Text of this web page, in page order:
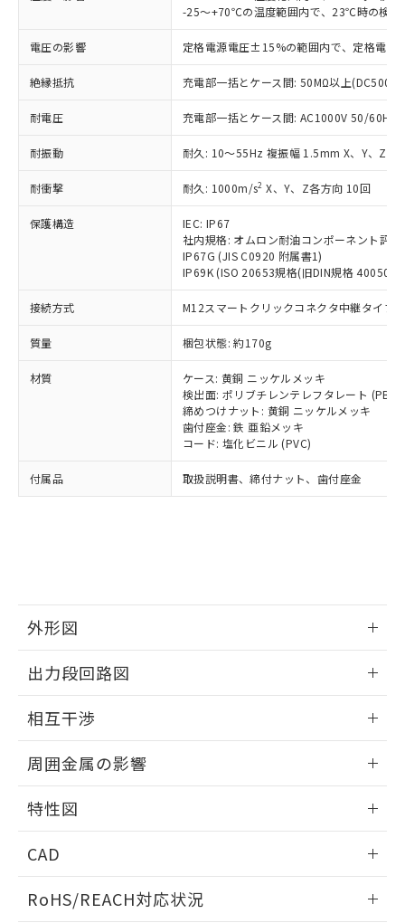
-25～+70℃の温度範囲内で、23℃時の検
電圧の影響 定格電源電圧±15%の範囲内で、定格電
絶縁抵抗 充電部一括とケース間: 50MΩ以上(DC500V
耐電圧 充電部一括とケース間: AC1000V 50/60Hz
耐振動 耐久: 10～55Hz 複振幅 1.5mm X、Y、Z各
耐衝撃 耐久: 1000m/s2 X、Y、Z各方向 10回
保護構造
IEC: IP67
社内規格: オムロン耐油コンポーネント評
IP67G (JIS C0920 附属書1)
IP69K (ISO 20653規格(旧DIN規格 40050
接続方式 M12スマートクリックコネクタ中継タイプ
質量 梱包状態: 約170g
材質
ケース: 黄銅 ニッケルメッキ
検出面: ポリブチレンテレフタレート (PBT)
締めつけナット: 黄銅 ニッケルメッキ
歯付座金: 鉄 亜鉛メッキ
コード: 塩化ビニル (PVC)
付属品 取扱説明書、締付ナット、歯付座金
外形図
外形図
出力段回路図
出力段回路図
相互干渉
相互干渉
周囲金属の影響
周囲金属の影響
特性図
検出物体の大きさと材質による影響
CAD
ドすることができます。
RoHS/REACH対応状況
当社制御機器事業取扱商品の中には、
本サービスの対象外となる商品もある
ことをご了承ください。
在庫状況および標準価格照会結果は、
記載している更新日時点での社内デー
タに基づき作成されるものであり、閲
覧された時点での実際の在庫および標
了承ください。
正式な納期状況および標準価格はお客
様のお取引先、またはお客様担当のオ
ムロン制御機器販売店・当社販売員に
ご相談ください。
オムロン制御機器販売店や当社販売拠
販売ネットワーク
」をご確認
在庫状況および標準価格結果を当社の
示しないようお願いします。
マイパーツ機能（部品リスト作成サー
ビス）をご利用いただくには、I-Web
メンバーズにご登録されている必要が
お客様が当ウェブサイト上で当社にご
登録された部品リストについて、当社
および当社の共同利用者が、当社の製
仕入先様の事情により、非含有部品として
いたものが、含有品と判明した場合などや
むを得ず変更することがあります。
ミウム(Cd) 100ppm以下、
六価クロム(Cr(Ⅵ)) 1000ppm以下、ポリ臭化ビフェニル
類(PBB) 1000ppm以下、ポリ臭化ジフェニルエーテル類
(PBDE) 1000ppm以下、フタル酸ビス(2-エチルヘキシ
ルベンジル（BBP） 1000ppm以下、フタル酸ジブチル
（DBP） 1000ppm以下、フタル酸ジイソブチル
(DIBP) 1000ppm以下
但し、RoHS指令で産業用監視および制御機器に対する
フタル酸エステル類の４物質については閾値を超える意
図的な使用がないことを確認しています。
※2 対応予定月
部品在庫の切り替え状況などにより、予定
月が前後することがあります。
※3 非含有証明書ダウンロード
下記の非含有証明書をダウンロードするこ
るもので、過去に遡って非含有を証明する
ものではありません。
また、RoHS指令のフタル酸エステル類４
物質の対応では、対応完了までの期間は出
荷製品に未対応品が混在することから備考
既に当社にて対応品への在庫切替を完了
していることから、特段のことがない限
り、2022年1月12日より割愛しておりま
す。
「×」：最大均質材料含有率が中国RoHSの
基準値を超えていることを示します。
「－」：未確認です。当社販売部門へお問
い合わせください。
*中国RoHS10物質の基準値 (GB/T26572)：
Pb(鉛) :1000ppm、 Hg(水銀) : 1000ppm、 Cd(カドミウ
Cr(Ⅵ)(六価クロム) : 1000ppm、 PBBs(ポリ臭化ビフェ
DBP(フタル酸ジブチル) : 1000ppm、 DIBP(フタル酸ジ
イソブチル) : 1000ppm、 BBP(フタル酸ブチルベンジ
ル) : 1000ppm、
DEHP(フタル酸ビス(2-エチルヘキシル)) : 1000ppm
※2 環境保護使用期限
「ｅ」：有害物質（10物質）のすべてが基
準値以下であることを示します。
「10」：通常の使用状況下において有害物
質が外部に漏えいし、環境に深刻な影響を
及ぼさない年数を意味します。
「－」：未確認です。当社販売部門へお問
い合わせください。
当社は、これら貴社製品のうち、外国
為替および外国貿易法に定める商品
（以下｢規制貨物等」という）を輸出
または国外への提供する場合は、日本
国政府の輸出許可(または役務取引許
可)を取得するなどの必要な手続きを
当社は規制貨物を破棄する場合は、完
全に破砕するなど、違法に輸出されな
当社は貴社製品を、核兵器、ミサイ
ル、化学兵器、生物兵器またはその他
武器並びにこれらの製造装置等に一切
使用いたしません。
当社は、貴社製品を第三者に販売する
場合は、上記1、2および3の内容を当
該第三者に通知します。また当社は、
販売先および販売に係わる関係者が違
法に輸出するおそれがある場合は、取
り引きをいたしません。
一定数以上の在庫あり
一定数には満たないが在庫あり
在庫なし(最新の在庫状況につ
いては、お客様のお取引先、ま
たはお客様担当のオムロン制御
機器販売店・当社販売員にご確
認ください)
受注生産機種、また在庫状況の
情報を公開していない機種